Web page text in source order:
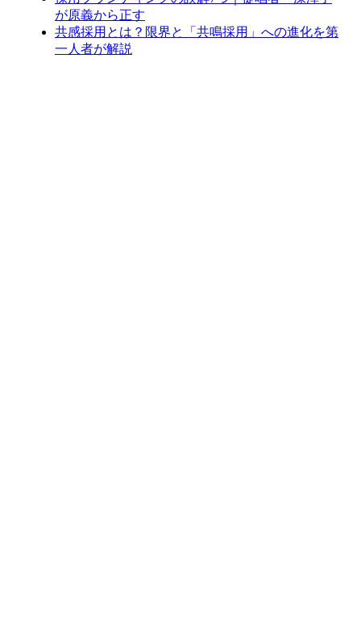
が原義から正す
共感採用とは？限界と「共鳴採用」への進化を第
一人者が解説